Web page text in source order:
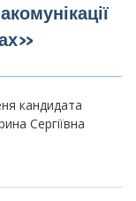
кандидата
Сергіївна